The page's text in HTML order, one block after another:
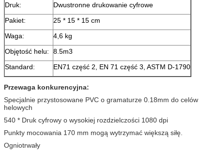
Druk:
Dwustronne drukowanie cyfrowe
Pakiet:
25 * 15 * 15 cm
Waga:
4,6 kg
Objętość helu:
8.5m3
Standard:
EN71 część 2, EN 71 część 3, ASTM D-1790
Przewaga konkurencyjna:
Specjalnie przystosowane PVC o gramaturze 0.18mm do celów
helowych
540 * Druk cyfrowy o wysokiej rozdzielczości 1080 dpi
Punkty mocowania 170 mm mogą wytrzymać większą siłę.
Ogniotrwały